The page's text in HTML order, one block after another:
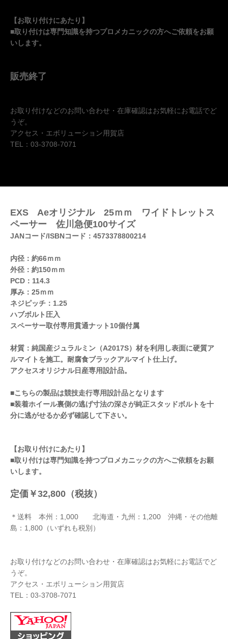
【お取り付けにあたり】
■取り付けは専門知識を持つプロメカニックの方へご依頼をお願
いします。
販売終了
お取り付けなどのお問い合わせ・在庫確認はお気軽にお電話でど
うぞ。
アクセス・エボリューション用賀店
TEL：03-3708-7071
EXS Aeオリジナル 25ｍｍ ワイドトレットス
ペーサー 佐川急便100サイズ
JANコード/ISBNコード：4573378800214
内径：約66ｍｍ
外径：約150ｍｍ
PCD：114.3
厚み：25ｍｍ
ネジピッチ：1.25
ハブボルト圧入
スペーサー取付専用貫通ナット10個付属
材質：純国産ジュラルミン（A2017S）材を利用し表面に硬質ア
ルマイトを施工。耐腐食ブラックアルマイト仕上げ。
アクセスオリジナル日産専用設計品。
■こちらの製品は競技走行専用設計品となります
■装着ホイール裏側の逃げ寸法の深さが純正スタッドボルトを十
分に逃がせるか必ず確認して下さい。
【お取り付けにあたり】
■取り付けは専門知識を持つプロメカニックの方へご依頼をお願
いします。
定価￥32,800（税抜）
＊送料 本州：1,000 北海道・九州：1,200 沖縄・その他離
島：1,800（いずれも税別）
お取り付けなどのお問い合わせ・在庫確認はお気軽にお電話でど
うぞ。
アクセス・エボリューション用賀店
TEL：03-3708-7071